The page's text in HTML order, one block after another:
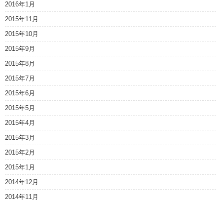
2016年1月
2015年11月
2015年10月
2015年9月
2015年8月
2015年7月
2015年6月
2015年5月
2015年4月
2015年3月
2015年2月
2015年1月
2014年12月
2014年11月